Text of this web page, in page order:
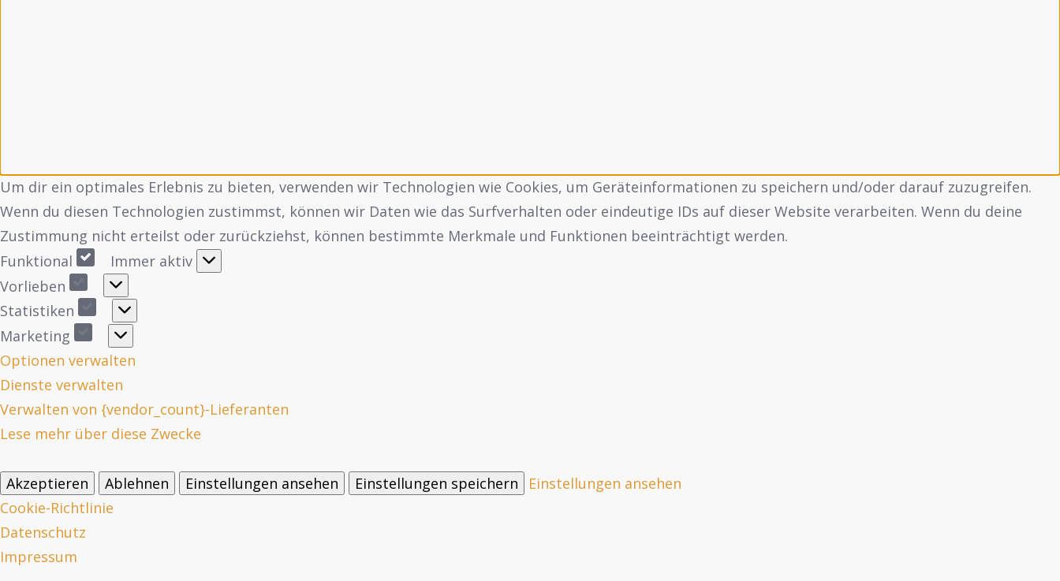
Um dir ein optimales Erlebnis zu bieten, verwenden wir Technologien wie Cookies, um Geräteinformationen zu speichern und/oder darauf zuzugreifen.
Wenn du diesen Technologien zustimmst, können wir Daten wie das Surfverhalten oder eindeutige IDs auf dieser Website verarbeiten. Wenn du deine
Zustimmung nicht erteilst oder zurückziehst, können bestimmte Merkmale und Funktionen beeinträchtigt werden.
Funktional
Immer aktiv
Vorlieben
Statistiken
Marketing
Optionen verwalten
Dienste verwalten
Verwalten von {vendor_count}-Lieferanten
Lese mehr über diese Zwecke
Akzeptieren Ablehnen Einstellungen ansehen Einstellungen speichern
Einstellungen ansehen
Cookie-Richtlinie
Datenschutz
Impressum